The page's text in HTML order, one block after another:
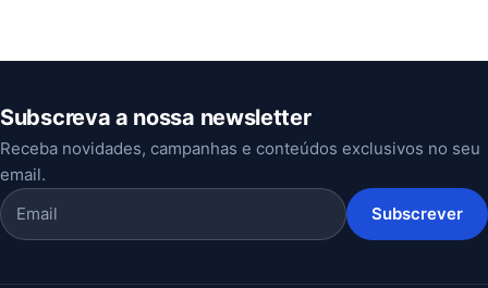
Subscreva a nossa newsletter
Receba novidades, campanhas e conteúdos exclusivos no seu
email.
Subscrever